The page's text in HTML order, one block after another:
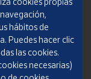
hábitos de
Puedes hacer clic
las cookies.
necesarias)